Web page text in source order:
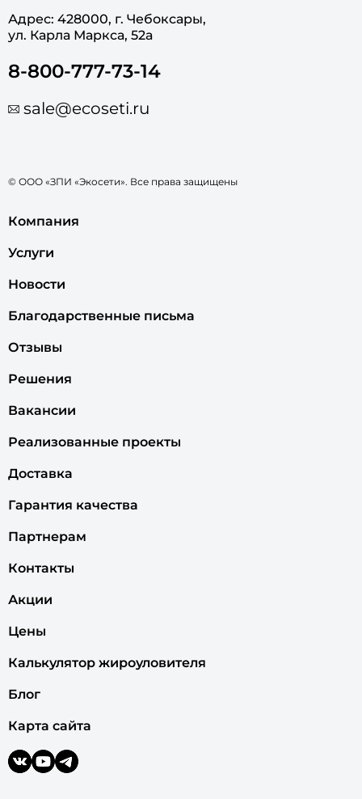
Адрес: 428000, г. Чебоксары,
ул. Карла Маркса, 52а
8-800-777-73-14
sale@ecoseti.ru
© ООО «ЗПИ «Экосети». Все права защищены
Компания
Услуги
Новости
Благодарственные письма
Отзывы
Решения
Вакансии
Реализованные проекты
Доставка
Гарантия качества
Партнерам
Контакты
Акции
Цены
Калькулятор жироуловителя
Блог
Карта сайта